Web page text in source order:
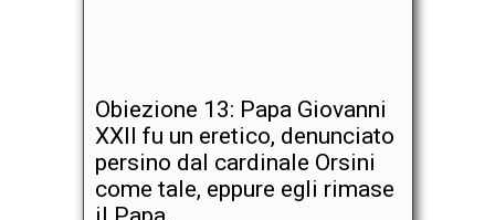
Obiezione 13: Papa Giovanni
XXII fu un eretico, denunciato
persino dal cardinale Orsini
come tale, eppure egli rimase